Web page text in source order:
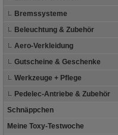
Bremssysteme
Beleuchtung & Zubehör
Aero-Verkleidung
Gutscheine & Geschenke
Werkzeuge + Pflege
Pedelec-Antriebe & Zubehör
Schnäppchen
Meine Toxy-Testwoche